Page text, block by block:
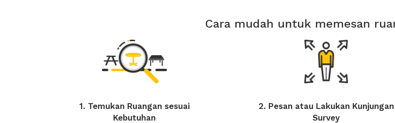
Cara mudah untuk memesan
1. Temukan Ruangan sesuai
Kebutuhan
2. Pesan atau Lakukan Kunjungan
Survey